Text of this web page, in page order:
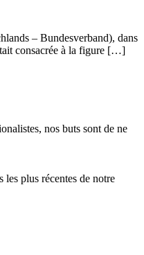
– Bundesverband), dans
consacrée à la figure […]
nos buts sont de ne
plus récentes de notre